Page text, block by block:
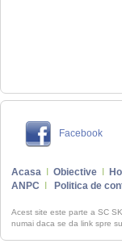
Facebook
Acasa Obiective
ANPC
Politica de
Acest site este parte a SC
numai daca se da link spre